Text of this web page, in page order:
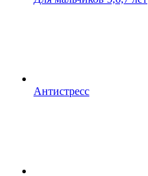
Антистресс